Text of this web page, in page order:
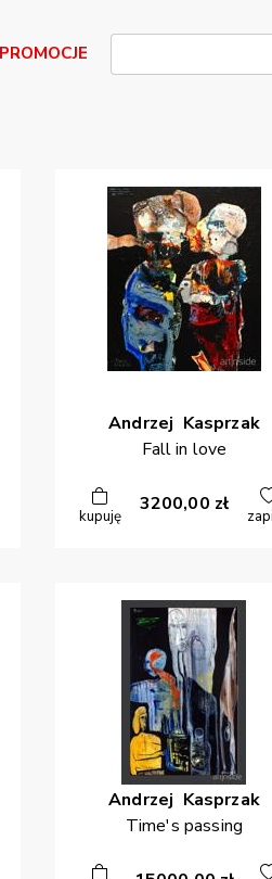
PROMOCJE
Andrzej Kasprzak
Fall in love
kupuję
3200,00 zł
Andrzej Kasprzak
Time's passing